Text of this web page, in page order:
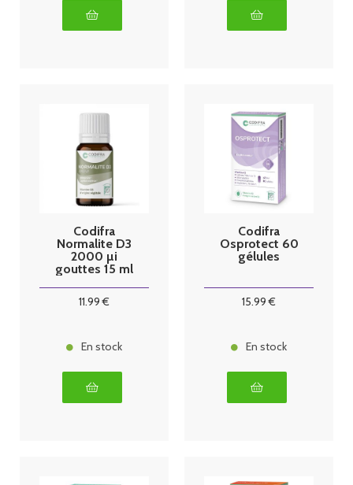
Codifra
Normalite D3
2000 µi
gouttes 15 ml
11.99 €
En stock
Codifra
Osprotect 60
gélules
15.99 €
En stock